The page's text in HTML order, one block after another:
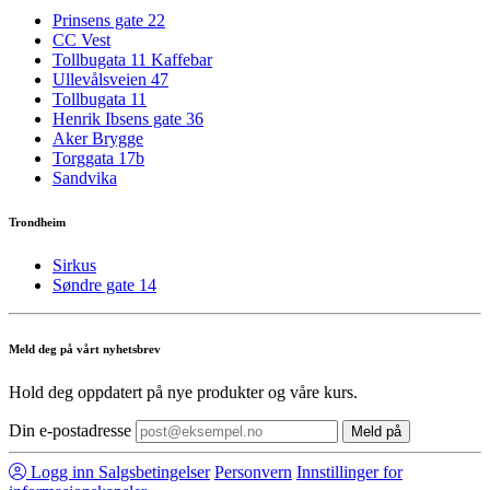
Prinsens gate 22
CC Vest
Tollbugata 11 Kaffebar
Ullevålsveien 47
Tollbugata 11
Henrik Ibsens gate 36
Aker Brygge
Torggata 17b
Sandvika
Trondheim
Sirkus
Søndre gate 14
Meld deg på vårt nyhetsbrev
Hold deg oppdatert på nye produkter og våre kurs.
Din e-postadresse Meld på
Logg inn Salgsbetingelser Personvern Innstillinger for